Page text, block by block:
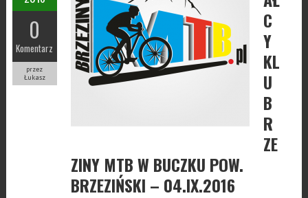
0
Komentarz
przez
Łukasz
C
Y
KL
U
B
R
ZE
ZINY MTB W BUCZKU POW.
BRZEZIŃSKI – 04.IX.2016